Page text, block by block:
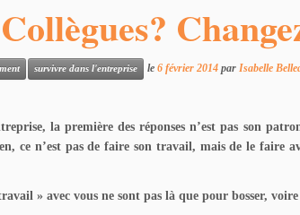
survivre dans l'entreprise le 6 février 2014 par Isabelle
la première des réponses n’est pas son
n’est pas de faire son travail, mais de le faire
» avec vous ne sont pas là que pour bosser,